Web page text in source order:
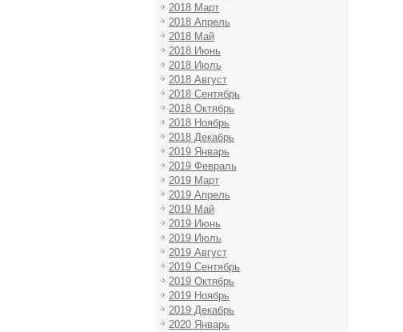
2018 Март
2018 Апрель
2018 Май
2018 Июнь
2018 Июль
2018 Август
2018 Сентябрь
2018 Октябрь
2018 Ноябрь
2018 Декабрь
2019 Январь
2019 Февраль
2019 Март
2019 Апрель
2019 Май
2019 Июнь
2019 Июль
2019 Август
2019 Сентябрь
2019 Октябрь
2019 Ноябрь
2019 Декабрь
2020 Январь